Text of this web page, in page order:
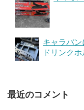
キャラバ
ドリンク
最近のコメント